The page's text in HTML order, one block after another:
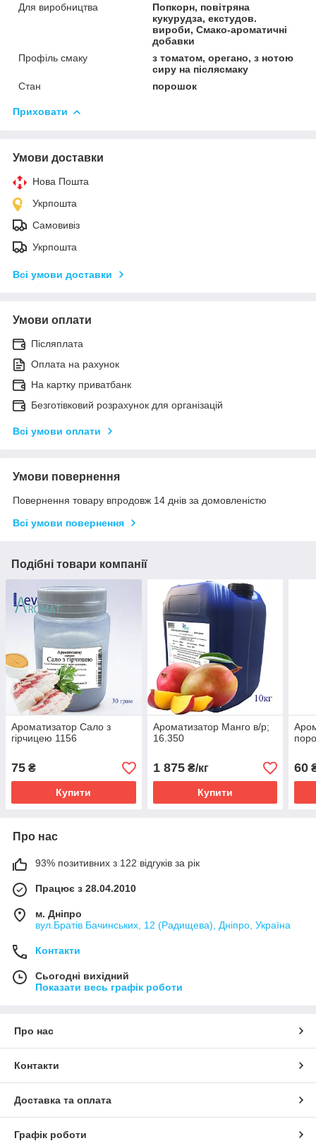
Для виробництва
Попкорн, повітряна
кукурудза, екстудов.
вироби, Смако-ароматичні
добавки
Профіль смаку
з томатом, орегано, з нотою
сиру на післясмаку
Стан
порошок
Приховати
Умови доставки
Нова Пошта
Укрпошта
Самовивіз
Укрпошта
Всі умови доставки
Умови оплати
Післяплата
Оплата на рахунок
На картку приватбанк
Безготівковий розрахунок для організацій
Всі умови оплати
Умови повернення
Повернення товару впродовж 14 днів за домовленістю
Всі умови повернення
Подібні товари компанії
Ароматизатор Сало з
гірчицею 1156
75 ₴
Купити
Ароматизатор Манго в/р;
16.350
1 875₴/кг
Купити
60
Про нас
93% позитивних з 122 відгуків за рік
Працює з 28.04.2010
м. Дніпро
вул.Братів Бачинських, 12 (Радищева), Дніпро, Україна
Контакти
Сьогодні вихідний
Показати весь графік роботи
Про нас
Контакти
Доставка та оплата
Графік роботи